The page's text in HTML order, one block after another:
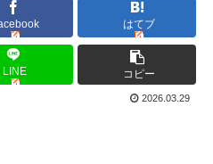
はてブ
LINE コピー
2026.03.29